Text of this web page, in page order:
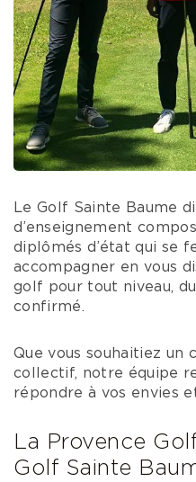
Le Golf Sainte Baume
d’enseignement
diplômés d’état qui se
accompagner en vous
golf pour tout niveau,
confirmé.
Que vous souhaitiez un
collectif, notre équipe
répondre à vos envies
La Provence
Golf Sainte